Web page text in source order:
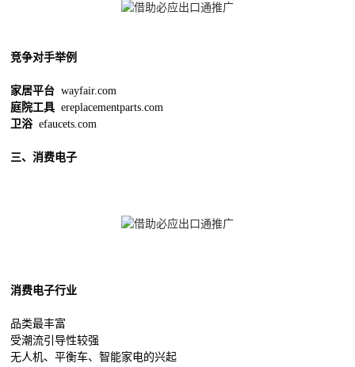
竞争对手举例
家居平台wayfair.com
庭院工具ereplacementparts.com
卫浴efaucets.com
三、消费电子
消费电子行业
品类最丰富
受潮流引导性较强
无人机、平衡车、智能家电的兴起